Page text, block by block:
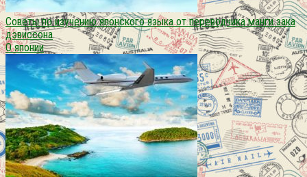
Советы по изучению японского языка от переводчика манги зака
дэвиссона
О японии